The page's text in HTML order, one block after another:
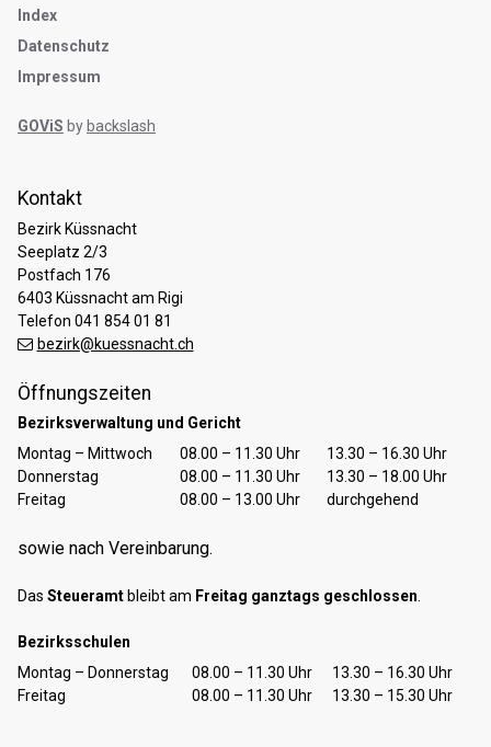
Kontakt
Bezirk Küssnacht
Seeplatz 2/3
Postfach 176
6403 Küssnacht am Rigi
Telefon 041 854 01 81
bezirk@kuessnacht.ch
Öffnungszeiten
Bezirksverwaltung und Gericht
TagÖffnungszeiten Vormittag Öffnungszeiten Nachmittag
Montag – Mittwoch 08.00 – 11.30 Uhr
13.30 – 16.30 Uhr
Donnerstag
08.00 – 11.30 Uhr
13.30 – 18.00 Uhr
Freitag
08.00 – 13.00 Uhr durchgehend
sowie nach Vereinbarung.
Das Steueramt bleibt am Freitag ganztags geschlossen.
Bezirksschulen
TagÖffnungszeiten Vormittag Öffnungszeiten Nachmittag
Montag – Donnerstag 08.00 – 11.30 Uhr
13.30 – 16.30 Uhr
Freitag
08.00 – 11.30 Uhr 13.30 – 15.30 Uhr
Index
Datenschutz
Impressum
GOViS by backslash